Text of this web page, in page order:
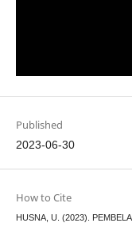
Published
2023-06-30
How to Cite
HUSNA, U. (2023).